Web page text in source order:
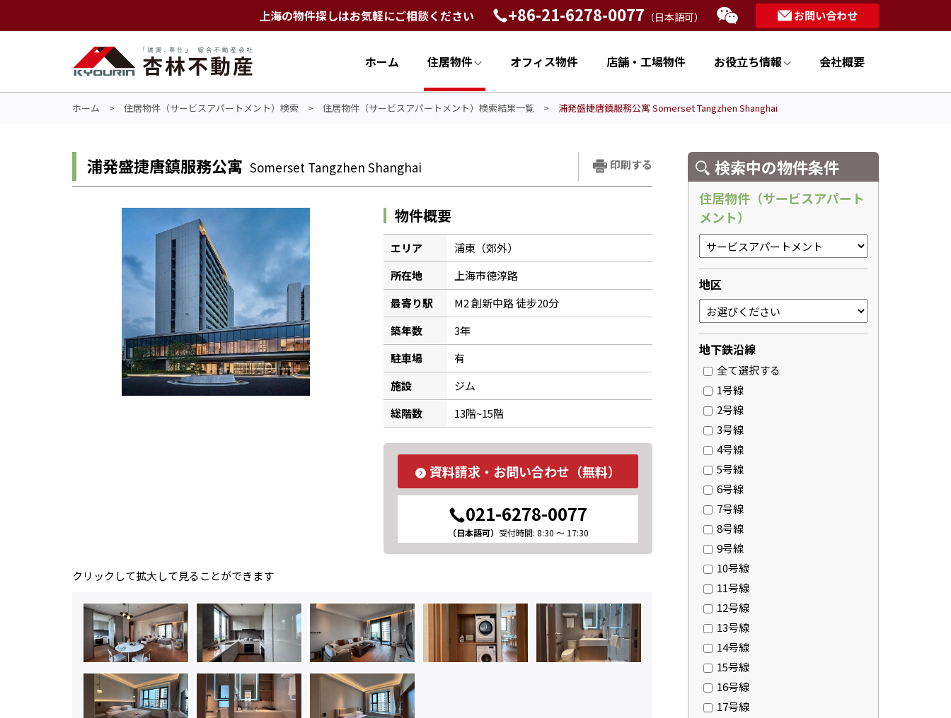
上海の物件探しはお気軽にご相談ください +86-21-6278-0077 （日本語可） お問い合わせ
ホーム 住居物件 オフィス物件 店舗・工場物件 お役立ち情報 会社概要
ホーム > 住居物件（サービスアパートメント）検索 > 住居物件（サービスアパートメント）検索結果一覧 > 浦発盛捷唐鎮服務公寓 Somerset Tangzhen Shanghai
浦発盛捷唐鎮服務公寓 Somerset Tangzhen Shanghai 印刷する
物件概要
エリア
浦東（郊外）
所在地
上海市德淳路
最寄り駅
M2 創新中路 徒步20分
築年数
3年
駐車場
有
施設
ジム
総階数
13階~15階
資料請求・お問い合わせ（無料）
021-6278-0077
（日本語可） 受付時間: 8:30 ～ 17:30
クリックして拡大して見ることができます
検索中の物件条件
住居物件（サービスアパート
メント）
地区
地下鉄沿線
全て選択する
1号線
2号線
3号線
4号線
5号線
6号線
7号線
8号線
9号線
10号線
11号線
12号線
13号線
14号線
15号線
16号線
17号線